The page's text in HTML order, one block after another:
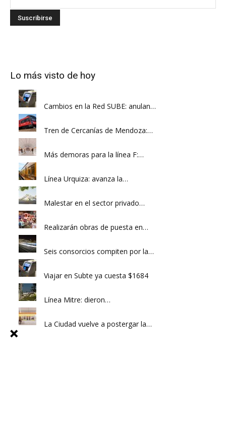
Lo más visto de hoy
Cambios en la Red SUBE: anulan…
Tren de Cercanías de Mendoza:…
Más demoras para la línea F:…
Línea Urquiza: avanza la…
Malestar en el sector privado…
Realizarán obras de puesta en…
Seis consorcios compiten por la…
Viajar en Subte ya cuesta $1684
Línea Mitre: dieron…
La Ciudad vuelve a postergar la…